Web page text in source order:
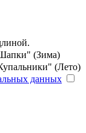
(Зима)
(Лето)
данных